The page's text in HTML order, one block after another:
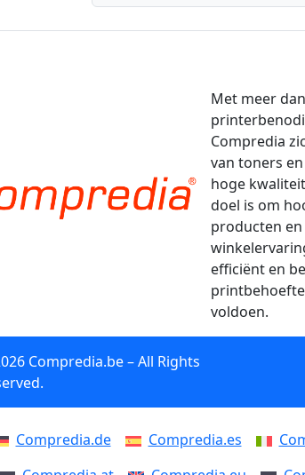
Met meer
Compredia
van toners
hoge
doel is om
producten
efficiënt en
voldoen.
Compredia.be – All Rights
Compredia.de Compredia.es